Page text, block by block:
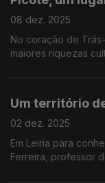
08 dez. 2025
No coração de
maiores riquezas
Um território
02 dez. 2025
Em Leiria para
Ferreira, professor